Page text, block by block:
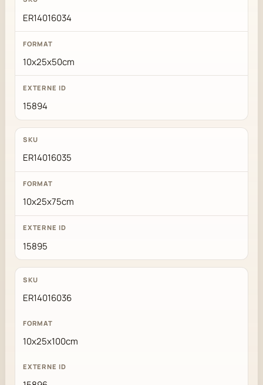
ER14016034
10x25x50cm
15894
ER14016035
10x25x75cm
15895
ER14016036
10x25x100cm